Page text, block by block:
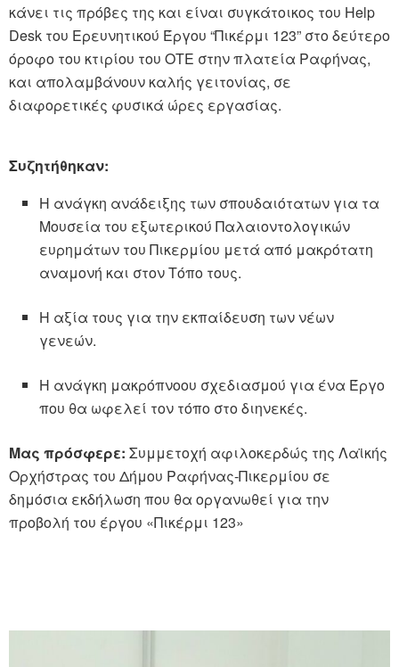
κάνει τις πρόβες της και είναι συγκάτοικος του Help
Desk του Ερευνητικού Έργου “Πικέρμι 123” στο δεύτερο
όροφο του κτιρίου του ΟΤΕ στην πλατεία Ραφήνας,
και απολαμβάνουν καλής γειτονίας, σε
διαφορετικές φυσικά ώρες εργασίας.
Συζητήθηκαν:
Η ανάγκη ανάδειξης των σπουδαιότατων για τα
Μουσεία του εξωτερικού Παλαιοντολογικών
ευρημάτων του Πικερμίου μετά από μακρότατη
αναμονή και στον Τόπο τους.
Η αξία τους για την εκπαίδευση των νέων
γενεών.
Η ανάγκη μακρόπνοου σχεδιασμού για ένα Έργο
που θα ωφελεί τον τόπο στο διηνεκές.
Μας πρόσφερε: Συμμετοχή αφιλοκερδώς της Λαϊκής
Ορχήστρας του Δήμου Ραφήνας-Πικερμίου σε
δημόσια εκδήλωση που θα οργανωθεί για την
προβολή του έργου «Πικέρμι 123»